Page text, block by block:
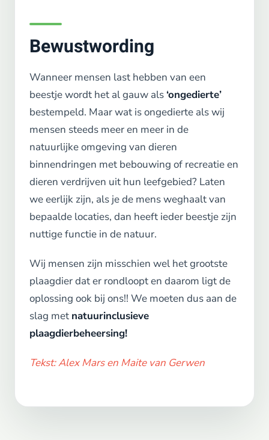
Bewustwording
Wanneer mensen last hebben van een
beestje wordt het al gauw als ‘ongedierte’
bestempeld. Maar wat is ongedierte als wij
mensen steeds meer en meer in de
natuurlijke omgeving van dieren
binnendringen met bebouwing of recreatie en
dieren verdrijven uit hun leefgebied? Laten
we eerlijk zijn, als je de mens weghaalt van
bepaalde locaties, dan heeft ieder beestje zijn
nuttige functie in de natuur.
Wij mensen zijn misschien wel het grootste
plaagdier dat er rondloopt en daarom ligt de
oplossing ook bij ons!! We moeten dus aan de
slag met natuurinclusieve
plaagdierbeheersing!
Tekst: Alex Mars en Maite van Gerwen